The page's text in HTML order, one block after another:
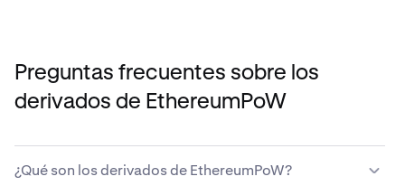
Preguntas frecuentes sobre los
derivados de EthereumPoW
¿Qué son los derivados de EthereumPoW?